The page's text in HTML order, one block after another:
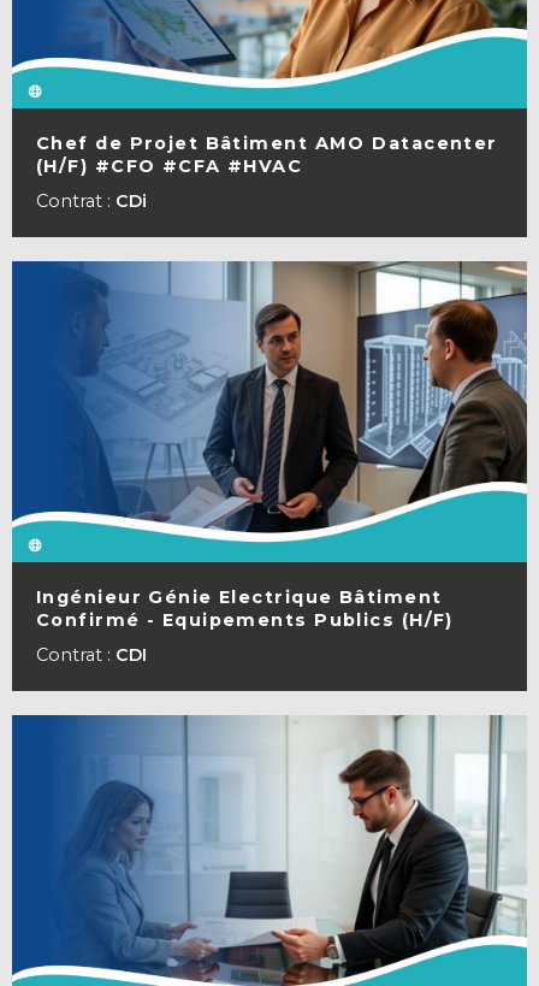
Chef de Projet Bâtiment AMO Datacenter
(H/F) #CFO #CFA #HVAC
Contrat : CDi
Ingénieur Génie Electrique Bâtiment
Confirmé - Equipements Publics (H/F)
Contrat : CDI